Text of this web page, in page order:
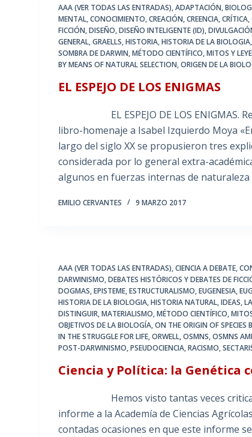
AAA (VER TODAS LAS ENTRADAS),ADAPTACIÓN,
MENTAL,CONOCIMIENTO,CREACIÓN,CREENCIA,CRÍTICA,
FICCIÓN,DISEÑO,DISEÑO INTELIGENTE (ID),
GENERAL,GRAELLS,HISTORIA,HISTORIA DE LA BIOLOGIA
SOMBRA DE DARWIN,MÉTODO CIENTÍFICO,MITOS Y
BY MEANS OF NATURAL SELECTION,ORIGEN DE LA
EL ESPEJO DE LOS ENIGMAS
EL ESPEJO DE LOS ENIGMAS.
libro-homenaje a Isabel Izquierdo Moya
largo del siglo XX se propusieron tres
considerada por lo general extra-
algunos en fuerzas internas de
EMILIO CERVANTES 9 MARZO 2017
AAA (VER TODAS LAS ENTRADAS),CIENCIA A DEBATE,
DARWINISMO,DEBATES HISTÓRICOS Y DEBATES DE
DOGMAS,EPISTEME,ESTRUCTURALISMO,EUGENESIA,
HISTORIA DE LA BIOLOGIA,HISTORIA NATURAL,IDEAS,
DISTINGUIR,MATERIALISMO,MÉTODO CIENTÍFICO,
OBJETIVOS DE LA BIOLOGÍA,ON THE ORIGIN OF SPECIES
IN THE STRUGGLE FOR LIFE,ORWELL,OSMNS,OSMNS
POST-DARWINISMO,PSEUDOCIENCIA,RACISMO,
Ciencia y Política: la Genética
Hemos visto tantas veces criticado
informe a la Academía de Ciencias
contadas ocasiones en que este informe